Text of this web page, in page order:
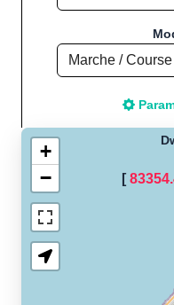
pour
de votre
(Footing,
[
+
−